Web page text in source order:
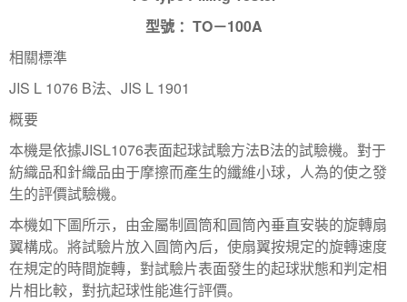
型號 ：TO－100A
相關標準
JIS L 1076 B法、JIS L 1901
概要
本機是依據JISL1076表面起球試驗方法B法的試驗機。對于
紡織品和針織品由于摩擦而產生的纖維小球，人為的使之發
生的評價試驗機。
本機如下圖所示，由金屬制圓筒和圓筒內垂直安裝的旋轉扇
翼構成。將試驗片放入圓筒內后，使扇翼按規定的旋轉速度
在規定的時間旋轉，對試驗片表面發生的起球狀態和判定相
片相比較，對抗起球性能進行評價。